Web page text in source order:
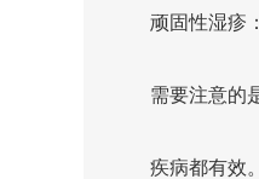
顽固性湿疹
需要注意的
疾病都有效